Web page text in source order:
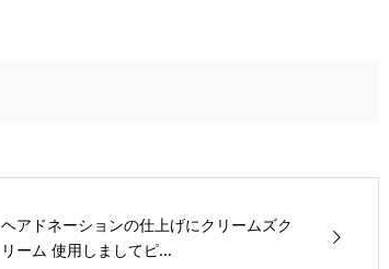
ヘアドネーションの仕上げにクリームズク
リーム 使用しましてピ...